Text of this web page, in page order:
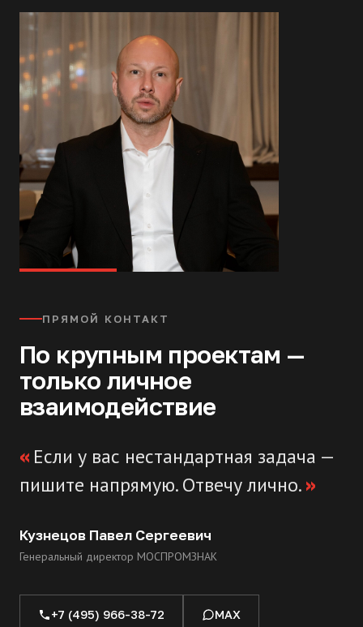
ПРЯМОЙ КОНТАКТ
По крупным проектам —
только личное
взаимодействие
Если у вас нестандартная задача —
пишите напрямую. Отвечу лично.
Кузнецов Павел Сергеевич
Генеральный директор МОСПРОМЗНАК
+7 (495) 966-38-72 MAX